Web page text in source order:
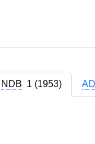
NDB 1 (1953)